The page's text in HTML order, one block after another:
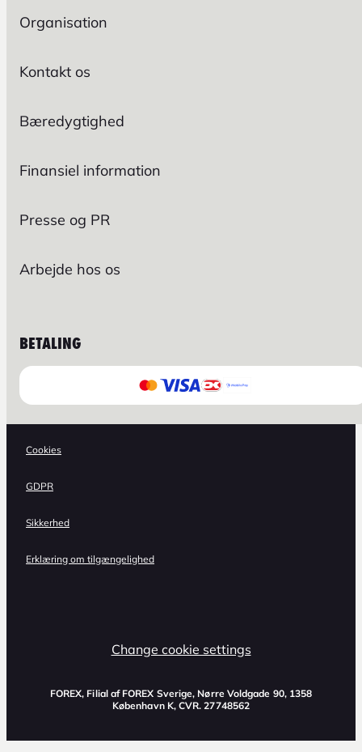
Organisation
Kontakt os
Bæredygtighed
Finansiel information
Presse og PR
Arbejde hos os
BETALING
Cookies
GDPR
Sikkerhed
Erklæring om tilgængelighed
Change cookie settings
FOREX, Filial af FOREX Sverige, Nørre Voldgade 90, 1358
København K, CVR. 27748562